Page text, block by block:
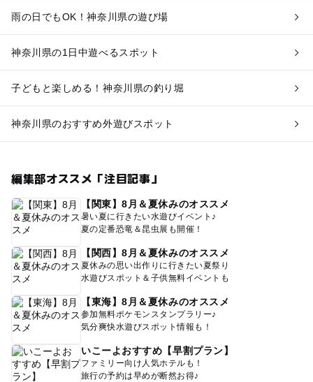
雨の日でもOK！神奈川県の遊び場
神奈川県の1日中遊べるスポット
子どもと楽しめる！神奈川県の釣り堀
神奈川県のおすすめ外遊びスポット
編集部オススメ「注目記事」
【関東】8月＆夏休みのオススメ
暑い夏に行きたい水遊びイベント♪
夏の定番恐竜＆昆虫展も開催！
【関西】8月＆夏休みのオススメ
夏休みの思い出作りに行きたい夏祭り
水遊びスポット＆子供無料イベントも
【東海】8月＆夏休みのオススメ
参加無料ポケモンスタンプラリー♪
気分爽快水遊びスポット情報も！
いこーよおすすめ【早割プラン】
ファミリー向け人気ホテルも！
旅行の予約は早めが断然お得♪